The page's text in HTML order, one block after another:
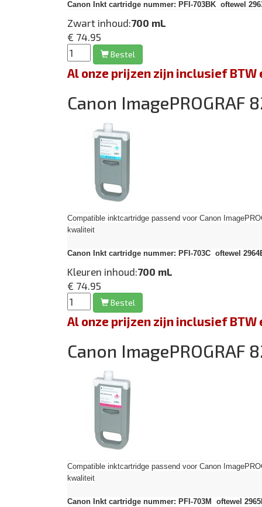
Canon Inkt cartridge nummer: PFI-703BK oftewel
Zwart inhoud:700 mL
€ 74.95
Bestel
Al onze prijzen zijn inclusief
Canon ImagePROGRAF
Compatible inktcartridge passend voor Canon
kwaliteit
Canon Inkt cartridge nummer: PFI-703C oftewel
Kleuren inhoud:700 mL
€ 74.95
Bestel
Al onze prijzen zijn inclusief
Canon ImagePROGRAF
Compatible inktcartridge passend voor Canon
kwaliteit
Canon Inkt cartridge nummer: PFI-703M oftewel